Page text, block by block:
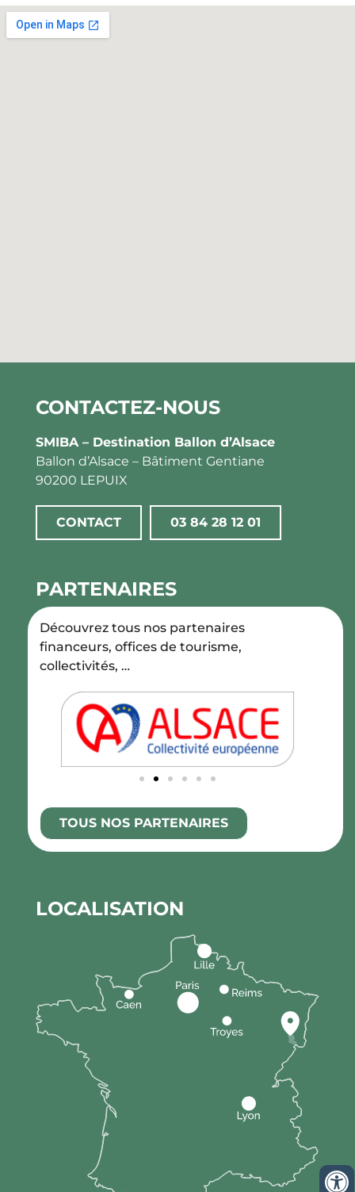
CONTACTEZ-NOUS
SMIBA – Destination Ballon d’Alsace
Ballon d’Alsace – Bâtiment Gentiane
90200 LEPUIX
CONTACT 03 84 28 12 01
PARTENAIRES
Découvrez tous nos partenaires
financeurs, offices de tourisme,
collectivités, …
TOUS NOS PARTENAIRES
LOCALISATION